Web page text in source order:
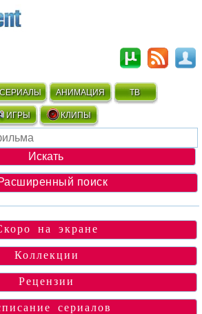
СЕРИАЛЫ АНИМАЦИЯ ТВ
ИГРЫ КЛИПЫ
поиск
на экране
Коллекции
Рецензии
сериалов